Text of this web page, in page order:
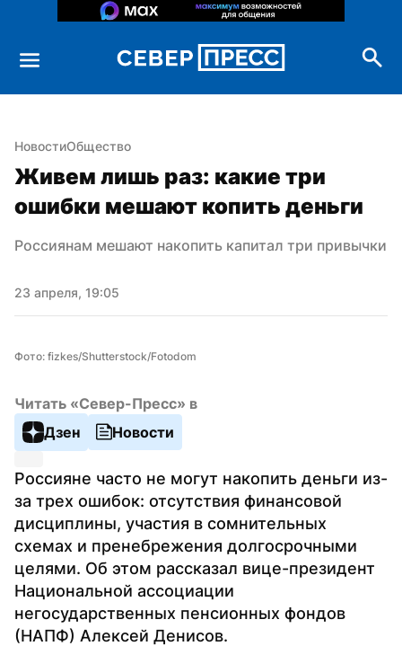
НовостиОбщество
Живем лишь раз: какие три
ошибки мешают копить деньги
Россиянам мешают накопить капитал три привычки
23 апреля, 19:05
Фото: fizkes/Shutterstock/Fotodom
Читать «Север-Пресс» в
Дзен
Новости
Россияне часто не могут накопить деньги из-
за трех ошибок: отсутствия финансовой
дисциплины, участия в сомнительных
схемах и пренебрежения долгосрочными
целями. Об этом рассказал вице-президент
Национальной ассоциации
негосударственных пенсионных фондов
(НАПФ) Алексей Денисов.